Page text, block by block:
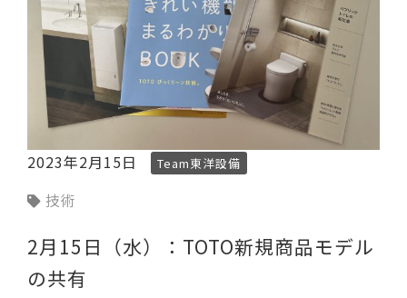
2023年2月15日 Team東洋設備
技術
2月15日（水）：TOTO新規商品モデル
の共有